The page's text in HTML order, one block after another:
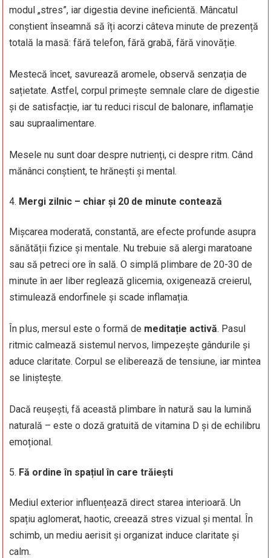
modul „stres”, iar digestia devine ineficientă. Mâncatul
conștient înseamnă să îți acorzi câteva minute de prezență
totală la masă: fără telefon, fără grabă, fără vinovăție.
Mestecă încet, savurează aromele, observă senzația de
sațietate. Astfel, corpul primește semnale clare de digestie
și de satisfacție, iar tu reduci riscul de balonare, inflamație
sau supraalimentare.
Mesele nu sunt doar despre nutrienți, ci despre ritm. Când
mănânci conștient, te hrănești și mental.
Mergi zilnic – chiar și 20 de minute contează
Mișcarea moderată, constantă, are efecte profunde asupra
sănătății fizice și mentale. Nu trebuie să alergi maratoane
sau să petreci ore în sală. O simplă plimbare de 20-30 de
minute în aer liber reglează glicemia, oxigenează creierul,
stimulează endorfinele și scade inflamația.
În plus, mersul este o formă de meditație activă. Pasul
ritmic calmează sistemul nervos, limpezește gândurile și
aduce claritate. Corpul se eliberează de tensiune, iar mintea
se liniștește.
Dacă reușești, fă această plimbare în natură sau la lumină
naturală – este o doză gratuită de vitamina D și de echilibru
emoțional.
Fă ordine în spațiul în care trăiești
Mediul exterior influențează direct starea interioară. Un
spațiu aglomerat, haotic, creează stres vizual și mental. În
schimb, un mediu aerisit și organizat induce claritate și
calm.